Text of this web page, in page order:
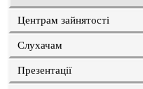
Центрам зайнятості
Слухачам
Презентації